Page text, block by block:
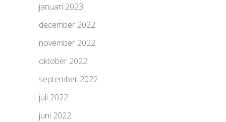
januari 2023
december 2022
november 2022
oktober 2022
september 2022
juli 2022
juni 2022